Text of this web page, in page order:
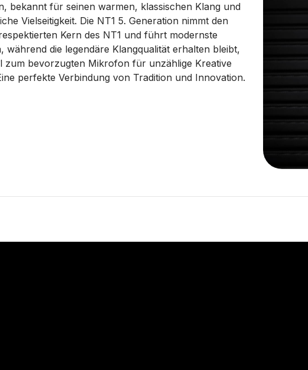
bekannt für seinen warmen, klassischen Klang und
Vielseitigkeit. Die NT1 5. Generation nimmt den
Kern des NT1 und führt modernste
während die legendäre Klangqualität erhalten bleibt,
zum bevorzugten Mikrofon für unzählige Kreative
perfekte Verbindung von Tradition und Innovation.